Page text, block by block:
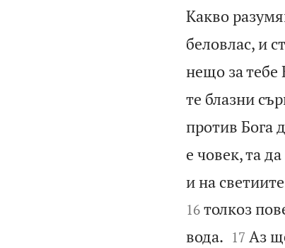
Какво
беловлас, и
нещо за тебе
те блазни
против Бога
е човек, та
и на
16 толкоз
вода.
17 Аз